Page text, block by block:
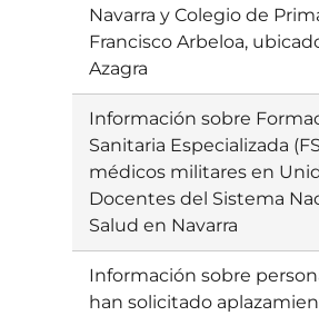
Navarra y Colegio de
Francisco Arbeloa,
Azagra
Información sobre
Sanitaria Especializada
médicos militares en
Docentes del Sistema
Salud en Navarra
Información sobre
han solicitado